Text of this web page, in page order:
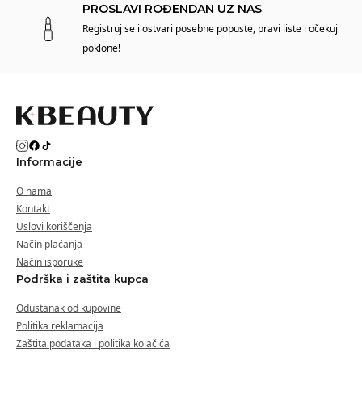
PROSLAVI ROĐENDAN UZ NAS
Registruj se i ostvari posebne popuste, pravi liste i očekuj
poklone!
Informacije
O nama
Kontakt
Uslovi koriščenja
Način plaćanja
Način isporuke
Podrška i zaštita kupca
Odustanak od kupovine
Politika reklamacija
Zaštita podataka i politika kolačića